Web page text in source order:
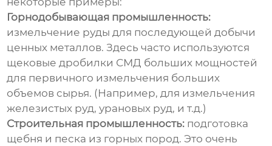
Горнодобывающая промышленность:
измельчение руды для последующей добычи
ценных металлов. Здесь часто используются
щековые дробилки СМД больших мощностей
для первичного измельчения больших
объемов сырья. (Например, для измельчения
железистых руд, урановых руд, и т.д.)
Строительная промышленность: подготовка
щебня и песка из горных пород. Это очень